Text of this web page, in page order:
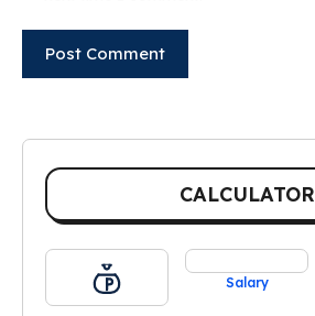
CALCULATOR
Salary